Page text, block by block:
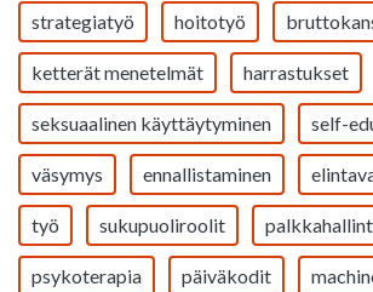
strategiatyö hoitotyö
ketterät menetelmät harrastukset
seksuaalinen käyttäytyminen self-
väsymys ennallistaminen
työ sukupuoliroolit
psykoterapia päiväkodit